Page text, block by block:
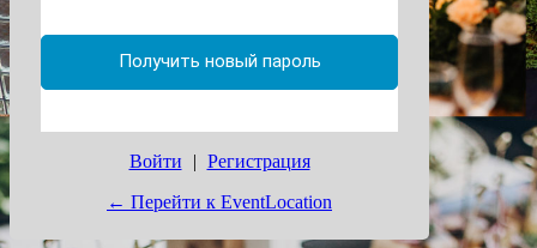
Войти | Регистрация
← Перейти к EventLocation